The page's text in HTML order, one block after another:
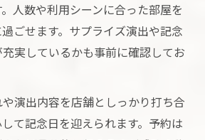
個室居酒屋のお祝い演出アイデ
で失敗しない記念日プランの立
人数や利用シーンに合った部屋を
ごせます。サプライズ演出や記念
実しているかも事前に確認してお
演出内容を店舗としっかり打ち合
て記念日を迎えられます。予約は